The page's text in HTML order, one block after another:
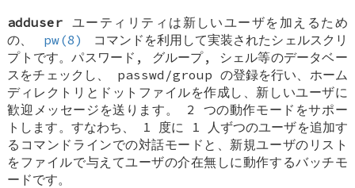
adduser ユーティリティは新しいユーザを加えるため
の、
pw(8)
コマンドを利用して実装されたシェルスクリ
プトです。パスワード, グループ, シェル等のデータベー
スをチェックし、 passwd/group の登録を行い、ホーム
ディレクトリとドットファイルを作成し、新しいユーザに
歓迎メッセージを送ります。 2 つの動作モードをサポー
トします。すなわち、 1 度に 1 人ずつのユーザを追加す
るコマンドラインでの対話モードと、新規ユーザのリスト
をファイルで与えてユーザの介在無しに動作するバッチモ
ードです。